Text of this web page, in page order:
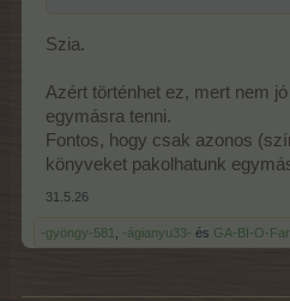
Szia.
Azért történhet ez, mert nem
egymásra tenni.
Fontos, hogy csak azonos
könyveket pakolhatunk
31.5.26
-gyöngy-581 -ágianyu33- és GA-BI-O-